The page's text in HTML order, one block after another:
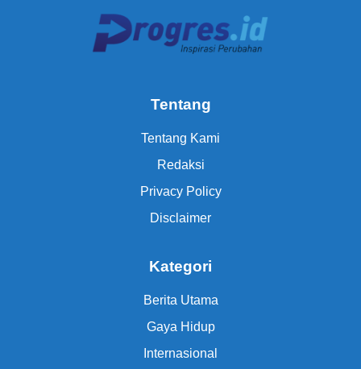
Tentang
Tentang Kami
Redaksi
Privacy Policy
Disclaimer
Kategori
Berita Utama
Gaya Hidup
Internasional